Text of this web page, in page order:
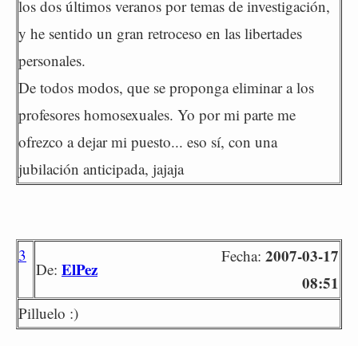
los dos últimos veranos por temas de investigación,
y he sentido un gran retroceso en las libertades
personales.
De todos modos, que se proponga eliminar a los
profesores homosexuales. Yo por mi parte me
ofrezco a dejar mi puesto... eso sí, con una
jubilación anticipada, jajaja
3
De: ElPez
Fecha: 2007-03-17
08:51
Pilluelo :)